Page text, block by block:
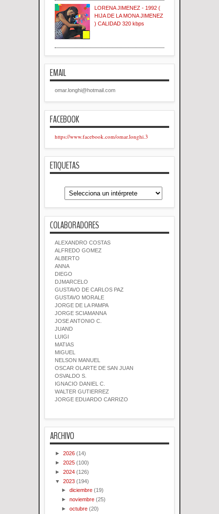
LORENA JIMENEZ - 1992 (
HIJA DE LA MONA JIMENEZ
) CALIDAD 320 kbps
EMAIL
omar.longhi@hotmail.com
FACEBOOK
https://www.facebook.com/omar.longhi.3
ETIQUETAS
COLABORADORES
ALEXANDRO COSTAS
ALFREDO GOMEZ
ALBERTO
ANNA
DIEGO
DJMARCELO
GUSTAVO DE CARLOS PAZ
GUSTAVO MORALE
JORGE DE LA PAMPA
JORGE SCIAMANNA
JOSE ANTONIO C.
JUAND
LUIGI
MATIAS
MIGUEL
NELSON MANUEL
OSCAR OLARTE DE SAN JUAN
OSVALDO S.
IGNACIO DANIEL C.
WALTER GUTIERREZ
JORGE EDUARDO CARRIZO
ARCHIVO
► 2026 (14)
► 2025 (100)
► 2024 (126)
▼ 2023 (194)
►diciembre (19)
►noviembre (25)
►octubre (20)